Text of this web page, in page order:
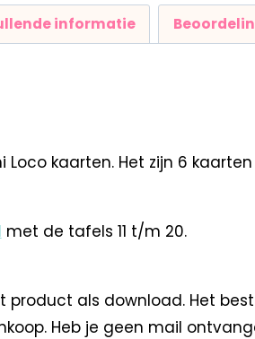
informatie
Loco kaarten. Het zijn 6
met de tafels 11 t/m 20.
als download. Het
Heb je geen mail